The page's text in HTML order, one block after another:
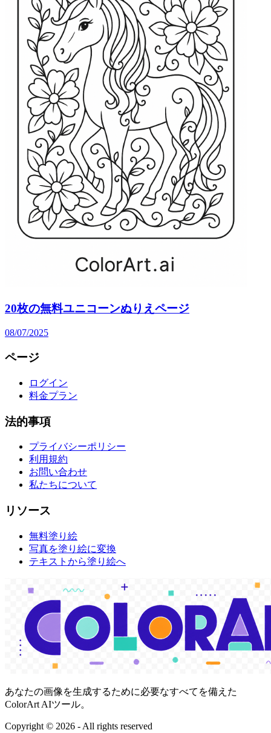
20枚の無料ユニコーンぬりえページ
08/07/2025
ページ
ログイン
料金プラン
法的事項
プライバシーポリシー
利用規約
お問い合わせ
私たちについて
リソース
無料塗り絵
写真を塗り絵に変換
テキストから塗り絵へ
あなたの画像を生成するために必要なすべてを備えた
ColorArt AIツール。
Copyright © 2026 - All rights reserved